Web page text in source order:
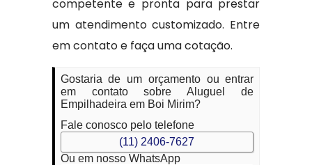
competente e pronta para prestar
um atendimento customizado. Entre
em contato e faça uma cotação.
Gostaria de um orçamento ou entrar
em contato sobre Aluguel de
Empilhadeira em Boi Mirim?
Fale conosco pelo telefone
(11) 2406-7627
Ou em nosso WhatsApp